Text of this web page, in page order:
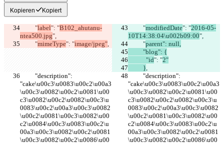
Kopieren Kopiert
          "
label": "B102_ahutanu-
ntea500.jpg",
          "
modifiedDate": "2016-05-
10T14:38:04\u002b09:00",
          "
mimeType": "image/jpeg",
          "
parent": null,
          "blog": {
            "id
": "2"
          }
,
"cake\u00c3\u0083\u00c2\u00a3
\u00c3\u0082\u00c2\u0081\u00
c3\u0082\u00c2\u0082\u00c3\u
0083\u00c2\u00a3\u00c3\u0082
\u00c2\u0081\u00c3\u0082\u00
c2\u0084\u00c3\u0083\u00c2\u
00a3\u00c3\u0082\u00c2\u0081
\u00c3\u0082\u00c2\u0086\u00
"cake\u00c3\u0083\u00c2\u00a3
\u00c3\u0082\u00c2\u0081\u00
c3\u0082\u00c2\u0082\u00c3\u
0083\u00c2\u00a3\u00c3\u0082
\u00c2\u0081\u00c3\u0082\u00
c2\u0084\u00c3\u0083\u00c2\u
00a3\u00c3\u0082\u00c2\u0081
\u00c3\u0082\u00c2\u0086\u00